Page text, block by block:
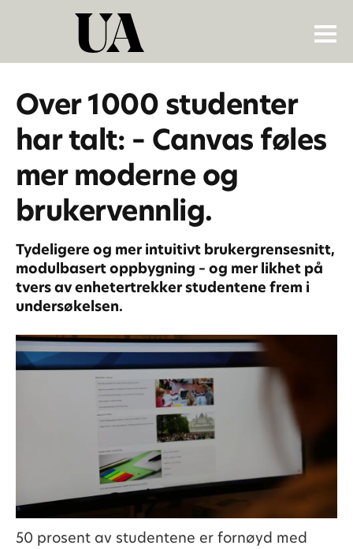
Over 1000 studenter
har talt: – Canvas føles
mer moderne og
brukervennlig.
Tydeligere og mer intuitivt brukergrensesnitt,
modulbasert oppbygning – og mer likhet på
tvers av enhetertrekker studentene frem i
undersøkelsen.
50 prosent av studentene er fornøyd med